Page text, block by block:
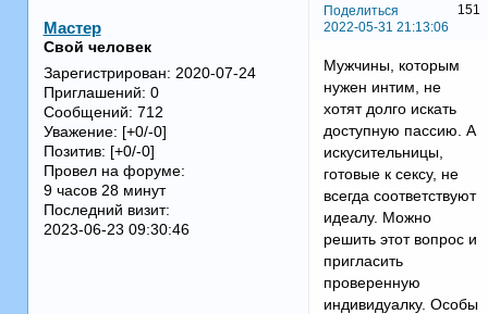
Поделиться
151
2022-05-31 21:13:06
Мастер
Свой человек
Зарегистрирован: 2020-07-24
Приглашений: 0
Сообщений: 712
Уважение: [+0/-0]
Позитив: [+0/-0]
Провел на форуме:
9 часов 28 минут
Последний визит:
2023-06-23 09:30:46
Мужчины, которым
нужен интим, не
хотят долго искать
доступную пассию. А
искусительницы,
готовые к сексу, не
всегда соответствуют
идеалу. Можно
решить этот вопрос и
пригласить
проверенную
индивидуалку. Особы